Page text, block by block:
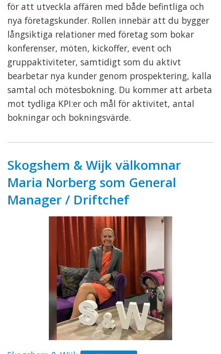
för att utveckla affären med både befintliga och
nya företagskunder. Rollen innebär att du bygger
långsiktiga relationer med företag som bokar
konferenser, möten, kickoffer, event och
gruppaktiviteter, samtidigt som du aktivt
bearbetar nya kunder genom prospektering, kalla
samtal och mötesbokning. Du kommer att arbeta
mot tydliga KPI:er och mål för aktivitet, antal
bokningar och bokningsvärde.
Skogshem & Wijk välkomnar
Maria Norberg som General
Manager / Driftchef